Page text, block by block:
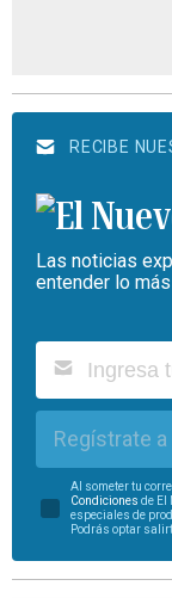
RECIBE
Las noticias
entender lo
Regístrate
Al someter tu
Condiciones de El
especiales de
Podrás optar